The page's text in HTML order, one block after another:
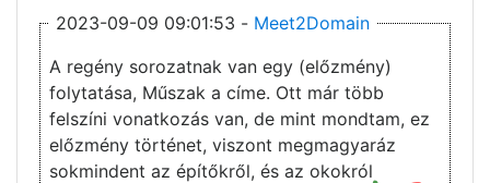
2023-09-09 09:01:53 - Meet2Domain
A regény sorozatnak van egy (előzmény)
folytatása, Műszak a címe. Ott már több
felszíni vonatkozás van, de mint mondtam, ez
előzmény történet, viszont megmagyaráz
sokmindent az építőkről, és az okokról